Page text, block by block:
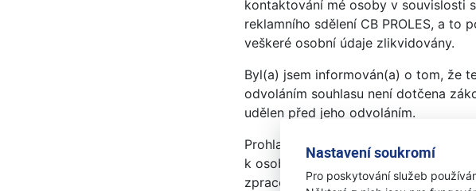
Nastavení soukromí
Pro poskytování služeb
kontaktování mé osoby v souvislosti
reklamního sdělení CB PROLES, a
veškeré osobní údaje zlikvidovány.
Byl(a) jsem informován(a) o tom, že
odvoláním souhlasu není dotčena
udělen před jeho odvoláním.
Prohlašuji, že jsem byl(a)
k osobním údajům týkajícím se mojí
zpracování a o právu vznést